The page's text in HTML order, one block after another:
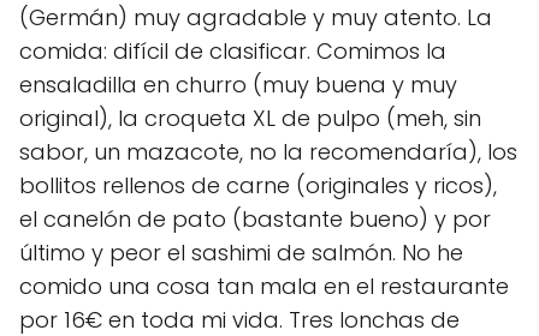
(Germán) muy agradable y muy atento. La
comida: difícil de clasificar. Comimos la
ensaladilla en churro (muy buena y muy
original), la croqueta XL de pulpo (meh, sin
sabor, un mazacote, no la recomendaría), los
bollitos rellenos de carne (originales y ricos),
el canelón de pato (bastante bueno) y por
último y peor el sashimi de salmón. No he
comido una cosa tan mala en el restaurante
por 16€ en toda mi vida. Tres lonchas de